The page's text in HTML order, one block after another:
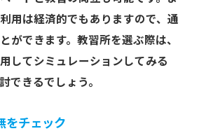
用は経済的でもありますので、通
ができます。教習所を選ぶ際は、
してシミュレーションしてみる
できるでしょう。
をチェック